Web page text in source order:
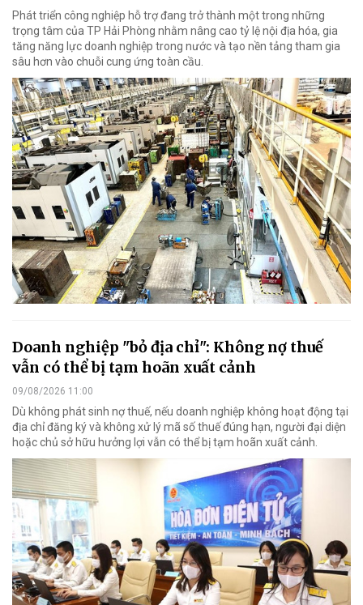
Phát triển công nghiệp hỗ trợ đang trở thành một trong những
trọng tâm của TP Hải Phòng nhằm nâng cao tỷ lệ nội địa hóa, gia
tăng năng lực doanh nghiệp trong nước và tạo nền tảng tham gia
sâu hơn vào chuỗi cung ứng toàn cầu.
Doanh nghiệp "bỏ địa chỉ": Không nợ thuế
vẫn có thể bị tạm hoãn xuất cảnh
09/08/2026 11:00
Dù không phát sinh nợ thuế, nếu doanh nghiệp không hoạt động tại
địa chỉ đăng ký và không xử lý mã số thuế đúng hạn, người đại diện
hoặc chủ sở hữu hưởng lợi vẫn có thể bị tạm hoãn xuất cảnh.